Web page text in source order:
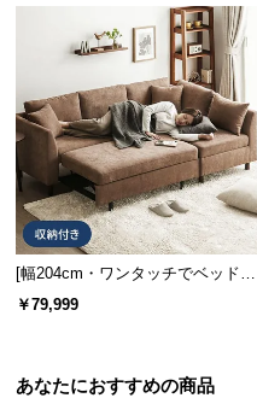
[幅204cm・ワンタッチでベッドに]
大容量収納 3人掛けソファーベッド
￥79,999
あなたにおすすめの商品